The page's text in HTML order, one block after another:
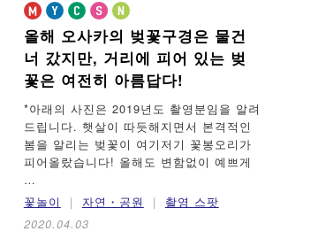
올해 오사카의 벚꽃구경은 물건
너 갔지만, 거리에 피어 있는 벚
꽃은 여전히 아름답다!
*아래의 사진은 2019년도 촬영분임을 알려
드립니다. 햇살이 따듯해지면서 본격적인
봄을 알리는 벚꽃이 여기저기 꽃봉오리가
피어올랐습니다! 올해도 변함없이 예쁘게
…
꽃놀이
자연・공원 촬영 스팟
2020.04.03